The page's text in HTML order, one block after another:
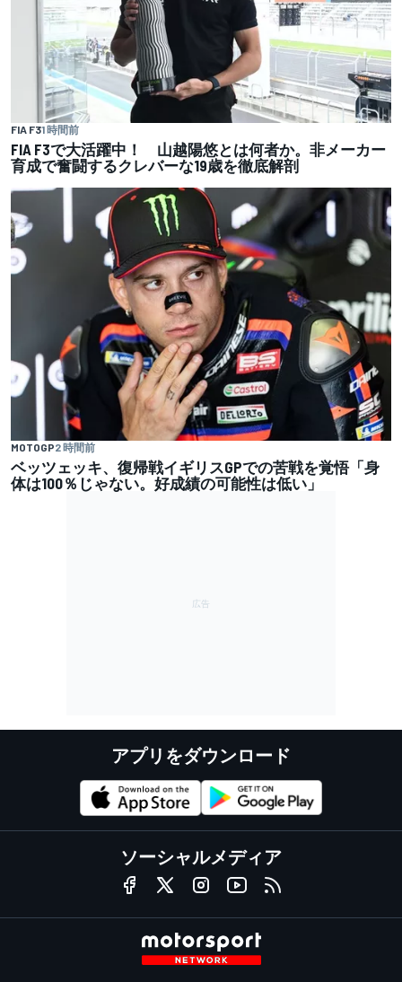
FIA F31 時間前
FIA F3で大活躍中！ 山越陽悠とは何者か。非メーカー
育成で奮闘するクレバーな19歳を徹底解剖
MOTOGP2 時間前
ベッツェッキ、復帰戦イギリスGPでの苦戦を覚悟「身
体は100％じゃない。好成績の可能性は低い」
アプリをダウンロード
ソーシャルメディア